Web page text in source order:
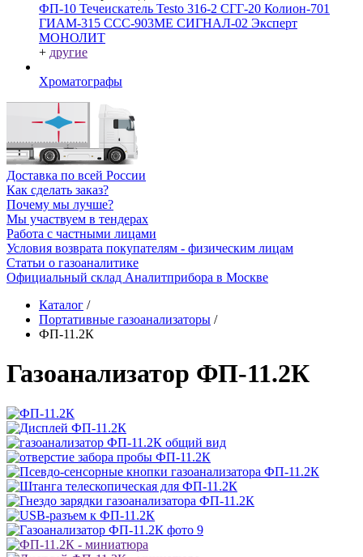
ФП-10 Течеискатель Testo 316-2 СГГ-20 Колион-701
ГИАМ-315 ССС-903МЕ СИГНАЛ-02 Эксперт
МОНОЛИТ
+ другие
Хроматографы
Доставка по всей России
Как сделать заказ?
Почему мы лучше?
Мы участвуем в тендерах
Работа с частными лицами
Условия возврата покупателям - физическим лицам
Статьи о газоаналитике
Официальный склад Аналитприбора в Москве
Каталог /
Портативные газоанализаторы /
ФП-11.2К
Газоанализатор ФП-11.2К